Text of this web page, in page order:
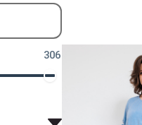
306